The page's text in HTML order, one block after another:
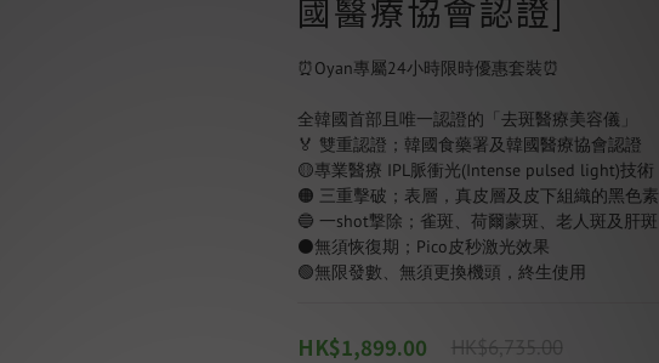
國醫療協會認證]
⏰Oyan專屬24小時限時優惠套裝⏰
全韓國首部且唯一認證的「去斑醫療美容儀」
🏅 雙重認證；韓國食藥署及韓國醫療協會認證
🟡專業醫療 IPL脈衝光(Intense pulsed light)技術
🟠 三重擊破；表層，真皮層及皮下組織的黑色素
🔵 一shot撃除；雀斑、荷爾蒙斑、老人斑及肝斑
⚫無須恢復期；Pico皮秒激光效果
🟢無限發數、無須更換機頭，終生使用
HK$6,735.00
HK$1,899.00